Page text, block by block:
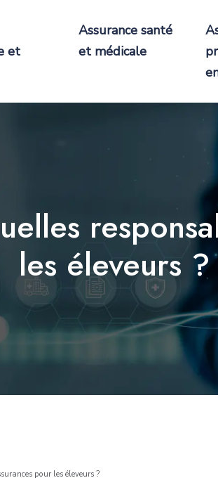
et
Assurance santé
et médicale
les éleveurs ?
pour les éleveurs ?